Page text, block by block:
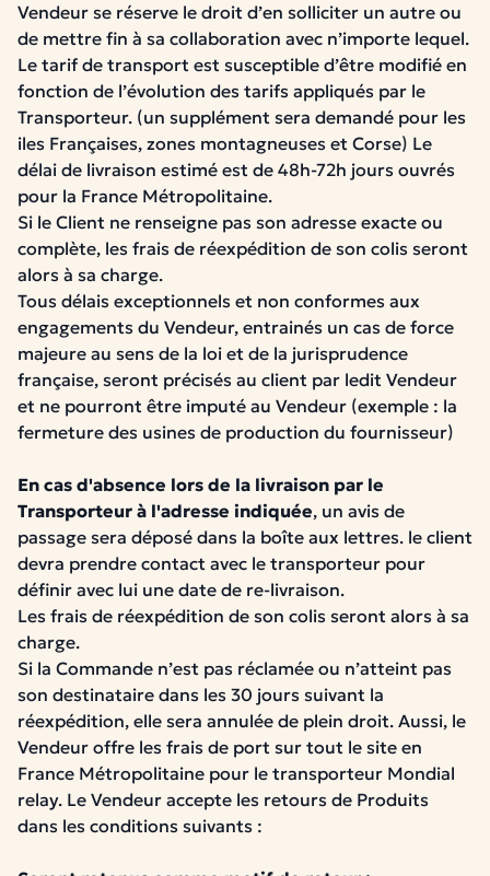
Vendeur se réserve le droit d’en solliciter un autre ou
de mettre fin à sa collaboration avec n’importe lequel.
Le tarif de transport est susceptible d’être modifié en
fonction de l’évolution des tarifs appliqués par le
Transporteur. (un supplément sera demandé pour les
iles Françaises, zones montagneuses et Corse) Le
délai de livraison estimé est de 48h-72h jours ouvrés
pour la France Métropolitaine.
Si le Client ne renseigne pas son adresse exacte ou
complète, les frais de réexpédition de son colis seront
alors à sa charge.
Tous délais exceptionnels et non conformes aux
engagements du Vendeur, entrainés un cas de force
majeure au sens de la loi et de la jurisprudence
française, seront précisés au client par ledit Vendeur
et ne pourront être imputé au Vendeur (exemple : la
fermeture des usines de production du fournisseur)
En cas d'absence lors de la livraison par le
Transporteur à l'adresse indiquée, un avis de
passage sera déposé dans la boîte aux lettres. le client
devra prendre contact avec le transporteur pour
définir avec lui une date de re-livraison.
Les frais de réexpédition de son colis seront alors à sa
charge.
Si la Commande n’est pas réclamée ou n’atteint pas
son destinataire dans les 30 jours suivant la
réexpédition, elle sera annulée de plein droit. Aussi, le
Vendeur offre les frais de port sur tout le site en
France Métropolitaine pour le transporteur Mondial
relay. Le Vendeur accepte les retours de Produits
dans les conditions suivants :